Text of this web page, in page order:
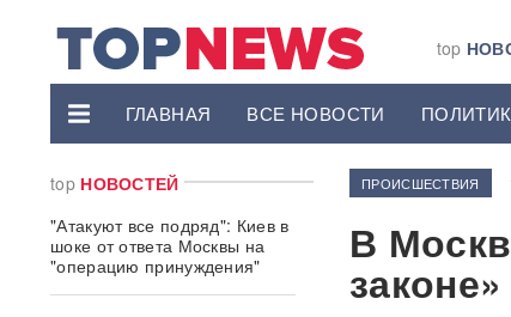
top
ГЛАВНАЯ ВСЕ НОВОСТИ
top НОВОСТЕЙ
"Атакуют все подряд": Киев в
шоке от ответа Москвы на
"операцию принуждения"
ПРОИСШЕСТВИЯ
В